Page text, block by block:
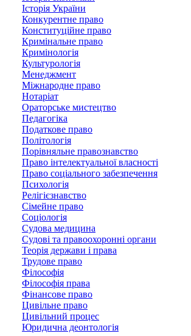
Історія України
Конкурентне право
Конституційне право
Кримінальне право
Кримінологія
Культурологія
Менеджмент
Міжнародне право
Нотаріат
Ораторське мистецтво
Педагогіка
Податкове право
Політологія
Порівняльне правознавство
Право інтелектуальної власності
Право соціального забезпечення
Психологія
Релігієзнавство
Сімейне право
Соціологія
Судова медицина
Судові та правоохоронні органи
Теорія держави і права
Трудове право
Філософія
Філософія права
Фінансове право
Цивільне право
Цивільний процес
Юридична деонтологія